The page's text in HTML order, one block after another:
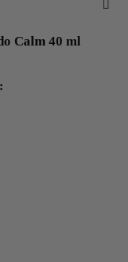
Calm 40 ml